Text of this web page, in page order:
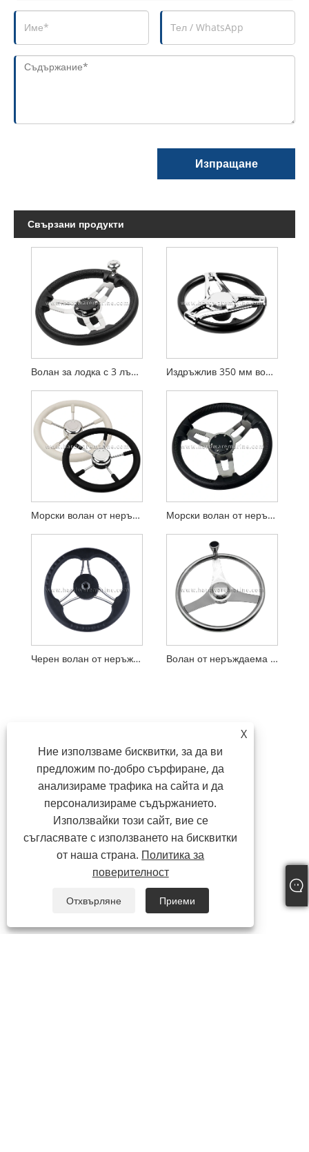
Изпращане
Свързани продукти
Волан за лодка с 3 лъча от неръждаема стомана и копче Издръжлив 350 мм волан за лодка от ABS пластмаса
Морски волан от неръждаема стомана с 5 спици Морски волан от неръждаема стомана с 3 спици
Черен волан от неръждаема стомана с 3 спици от полиуретан Волан от неръждаема стомана с 3 спици и копче
X
Ние използваме бисквитки, за да ви
предложим по-добро сърфиране, да
анализираме трафика на сайта и да
персонализираме съдържанието.
Използвайки този сайт, вие се
съгласявате с използването на бисквитки
от наша страна. Политика за
поверителност
Отхвърляне Приеми